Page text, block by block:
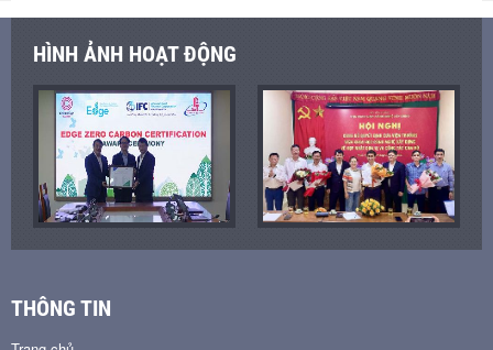
HÌNH ẢNH HOẠT ĐỘNG
THÔNG TIN